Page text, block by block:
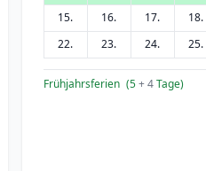
15.
16. 17. 18.
22.
23. 24. 25.
Frühjahrsferien (5+ 4Tage)